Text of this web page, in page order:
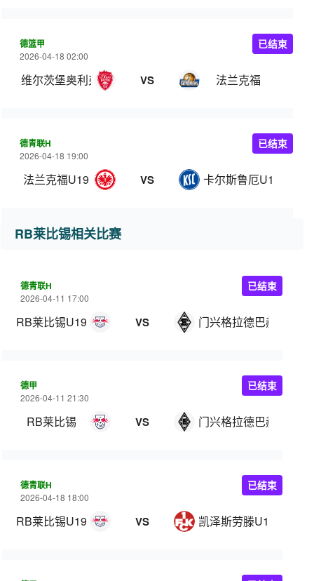
德篮甲
2026-04-18 02:00
维尔茨堡奥利弗 VS 法兰克福
已结束
德青联H
2026-04-18 19:00
法兰克福U19 VS 卡尔斯鲁厄U19
已结束
RB莱比锡相关比赛
德青联H
2026-04-11 17:00
RB莱比锡U19 VS 门兴格拉德巴赫U19
已结束
德甲
2026-04-11 21:30
RB莱比锡 VS 门兴格拉德巴赫
已结束
德青联H
2026-04-18 18:00
RB莱比锡U19 VS 凯泽斯劳滕U19
已结束